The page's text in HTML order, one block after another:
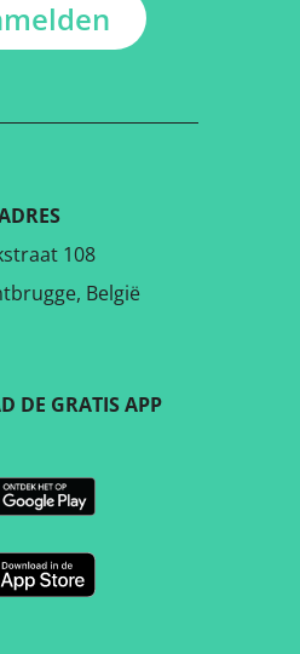
108
België
DE GRATIS APP